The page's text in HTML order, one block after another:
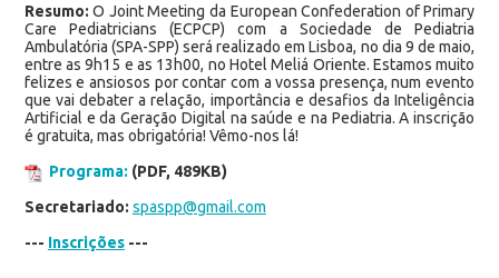
Resumo: O Joint Meeting da European Confederation of Primary
Care Pediatricians (ECPCP) com a Sociedade de Pediatria
Ambulatória (SPA-SPP) será realizado em Lisboa, no dia 9 de maio,
entre as 9h15 e as 13h00, no Hotel Meliá Oriente. Estamos muito
felizes e ansiosos por contar com a vossa presença, num evento
que vai debater a relação, importância e desafios da Inteligência
Artificial e da Geração Digital na saúde e na Pediatria. A inscrição
é gratuita, mas obrigatória! Vêmo-nos lá!
Programa: (PDF, 489KB)
Secretariado: spaspp@gmail.com
--- Inscrições---